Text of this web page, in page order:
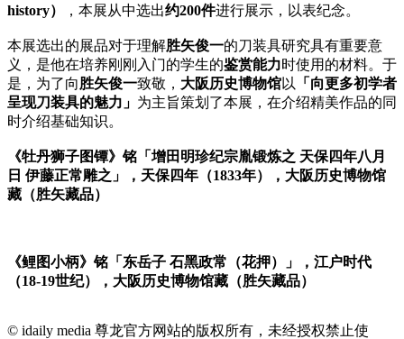
history）
，本展从中选出约200件进行展示，以表纪念。
本展选出的展品对于理解胜矢俊一的刀装具研究具有重要意
义，是他在培养刚刚入门的学生的鉴赏能力时使用的材料。于
是，为了向胜矢俊一致敬， 大阪历史博物馆以
「向更多初学者
呈现刀装具的魅力」 为主旨策划了本展，在介绍精美作品的同
时介绍基础知识。
《牡丹狮子图镡》铭「增田明珍纪宗胤锻炼之 天保四年八月
日 伊藤正常雕之」，天保四年（1833年），大阪历史博物馆
藏（胜矢藏品）
《鲤图小柄》铭「东岳子 石黑政常（花押）」，江户时代
（18-19世纪），大阪历史博物馆藏（胜矢藏品）
© idaily media 尊龙官方网站的版权所有，未经授权禁止使